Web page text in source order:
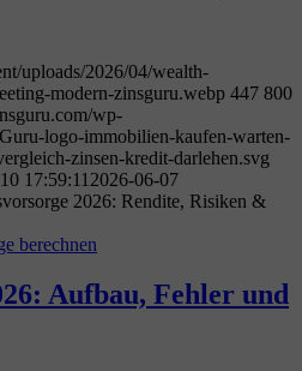
uploads/2026/04/wealth-
modern-zinsguru.webp 447 800
wp-
logo-immobilien-kaufen-warten-
zinsen-kredit-darlehen.svg
17:59:11 2026-06-07
2026: Rendite, Risiken &
Aufbau, Fehler und